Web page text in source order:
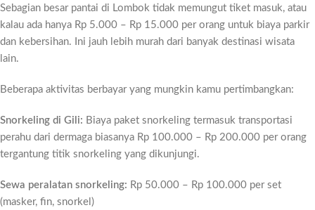
Sebagian besar pantai di Lombok tidak memungut tiket masuk, atau
kalau ada hanya Rp 5.000 – Rp 15.000 per orang untuk biaya parkir
dan kebersihan. Ini jauh lebih murah dari banyak destinasi wisata
lain.
Beberapa aktivitas berbayar yang mungkin kamu pertimbangkan:
Snorkeling di Gili: Biaya paket snorkeling termasuk transportasi
perahu dari dermaga biasanya Rp 100.000 – Rp 200.000 per orang
tergantung titik snorkeling yang dikunjungi.
Sewa peralatan snorkeling: Rp 50.000 – Rp 100.000 per set
(masker, fin, snorkel)